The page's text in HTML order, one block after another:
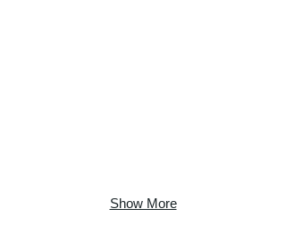
Show More